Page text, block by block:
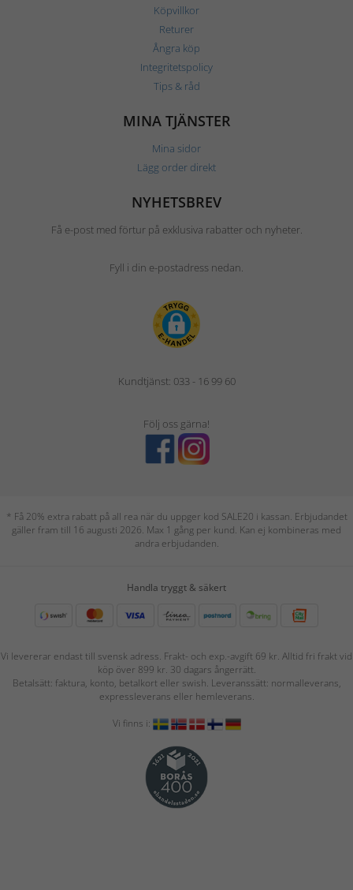
Köpvillkor
Returer
Ångra köp
Integritetspolicy
Tips & råd
MINA TJÄNSTER
Mina sidor
Lägg order direkt
NYHETSBREV
Få e-post med förtur på exklusiva rabatter och nyheter.
Fyll i din e-postadress nedan.
Kundtjänst: 033 - 16 99 60
Följ oss gärna!
* Få 20% extra rabatt på all rea när du uppger kod SALE20 i kassan. Erbjudandet
gäller fram till 16 augusti 2026. Max 1 gång per kund. Kan ej kombineras med
andra erbjudanden.
Handla tryggt & säkert
Vi levererar endast till svensk adress. Frakt- och exp.-avgift 69 kr. Alltid fri frakt vid
köp över 899 kr. 30 dagars ångerrätt.
Betalsätt: faktura, konto, betalkort eller swish. Leveranssätt: normalleverans,
expressleverans eller hemleverans.
Vi finns i: